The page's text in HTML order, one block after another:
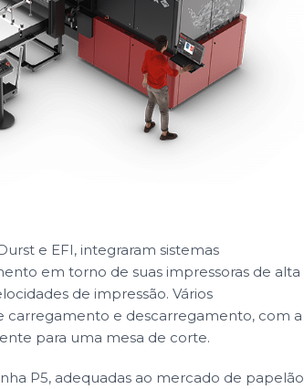
e EFI, integraram sistemas
em torno de suas impressoras de alta
de impressão. Vários
carregamento e descarregamento, com a
para uma mesa de corte.
P5, adequadas ao mercado de papelão